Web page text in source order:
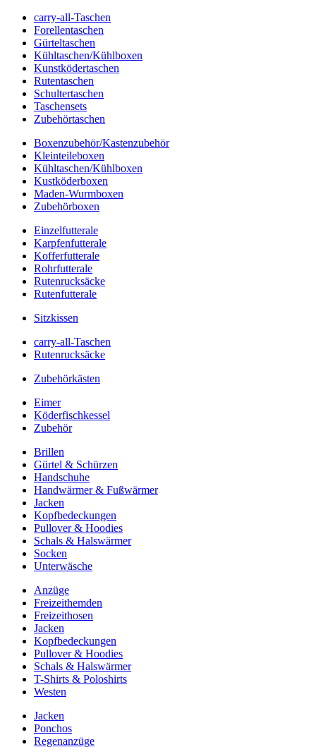
carry-all-Taschen
Forellentaschen
Gürteltaschen
Kühltaschen/Kühlboxen
Kunstködertaschen
Rutentaschen
Schultertaschen
Taschensets
Zubehörtaschen
Boxenzubehör/Kastenzubehör
Kleinteileboxen
Kühltaschen/Kühlboxen
Kustköderboxen
Maden-Wurmboxen
Zubehörboxen
Einzelfutterale
Karpfenfutterale
Kofferfutterale
Rohrfutterale
Rutenrucksäcke
Rutenfutterale
Sitzkissen
carry-all-Taschen
Rutenrucksäcke
Zubehörkästen
Eimer
Köderfischkessel
Zubehör
Brillen
Gürtel & Schürzen
Handschuhe
Handwärmer & Fußwärmer
Jacken
Kopfbedeckungen
Pullover & Hoodies
Schals & Halswärmer
Socken
Unterwäsche
Anzüge
Freizeithemden
Freizeithosen
Jacken
Kopfbedeckungen
Pullover & Hoodies
Schals & Halswärmer
T-Shirts & Poloshirts
Westen
Jacken
Ponchos
Regenanzüge